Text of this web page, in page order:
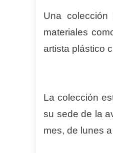
Una
materiales
artista plástico
La colección
su sede de la
mes, de lunes